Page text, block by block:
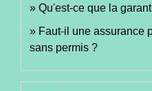
Qu'est-ce que la
Faut-il une assurance
sans permis ?